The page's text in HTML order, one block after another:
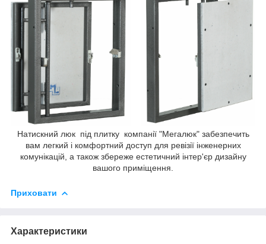
Натискний люк під плитку компанії "Мегалюк" забезпечить
вам легкий і комфортний доступ для ревізії інженерних
комунікацій, а також збереже естетичний інтер'єр дизайну
вашого приміщення.
Приховати
Характеристики